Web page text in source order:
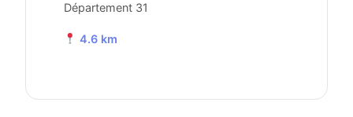
Département 31
4.6 km